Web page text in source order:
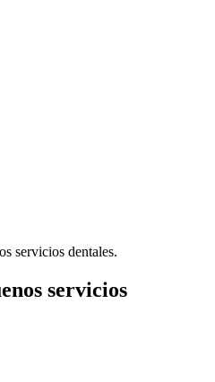
servicios dentales.
servicios